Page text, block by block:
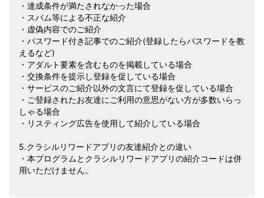
・達成条件が満たされなかった場合
・スパム等による不正な紹介
・虚偽内容でのご紹介
・パスワード付き記事でのご紹介(登録したらパスワードを教
えるなど)
・アダルト要素を含むものを掲載している場合
・交換条件を提示し登録を促している場合
・サービスのご紹介以外の文言にて登録を促している場合
・ご登録されたお友達にご利用の意思がない方が多数いらっ
しゃる場合
・リスティング広告を使用して紹介している場合
5.クラシルリワードアプリの友達紹介との違い
・本プログラムとクラシルリワードアプリの紹介コードは併
用いただけません。